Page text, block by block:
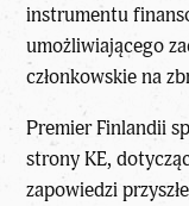
instrumentu
umożliwiającego
członkowskie na
Premier Finlandii
strony KE,
zapowiedzi